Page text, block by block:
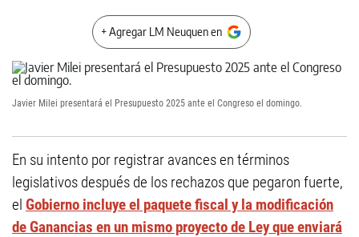
+ Agregar LM Neuquen en
Javier Milei presentará el Presupuesto 2025 ante el Congreso el domingo.
En su intento por registrar avances en términos
legislativos después de los rechazos que pegaron fuerte,
el Gobierno incluye el paquete fiscal y la modificación
de Ganancias en un mismo proyecto de Ley que enviará